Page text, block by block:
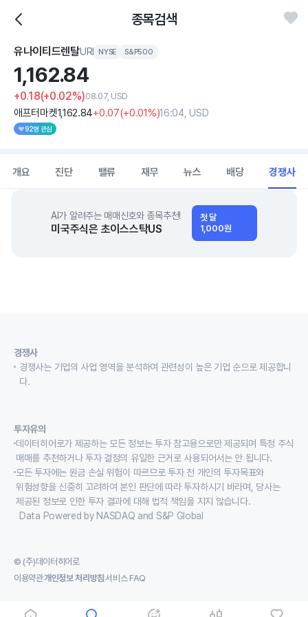
종목검색
유나이티드렌탈URI NYSE S&P500
1,162.84
+0.18(+0.02%)08.07, USD
애프터마켓1,162.84+0.07(+0.01%)16:04, USD
92명 관심
개요 진단 밸류 재무 뉴스 배당 경쟁사
AI가 알려주는 매매신호와 종목추천!
미국주식은 초이스스탁US
첫 달
1,000원
경쟁사
경쟁사는 기업의 사업 영역을 분석하여 관련성이 높은 기업 순으로 제공합니
다.
투자유의
데이터히어로가 제공하는 모든 정보는 투자 참고용으로만 제공되며 특정 주식
매매를 추천하거나 투자 결정의 유일한 근거로 사용되어서는 안 됩니다.
모든 투자에는 원금 손실 위험이 따르므로 투자 전 개인의 투자목표와
위험성향을 신중히 고려하여 본인 판단에 따라 투자하시기 바라며, 당사는
제공된 정보로 인한 투자 결과에 대해 법적 책임을 지지 않습니다.
Data Powered by NASDAQ and S&P Global
© (주)데이터히어로
이용약관개인정보 처리방침서비스 FAQ